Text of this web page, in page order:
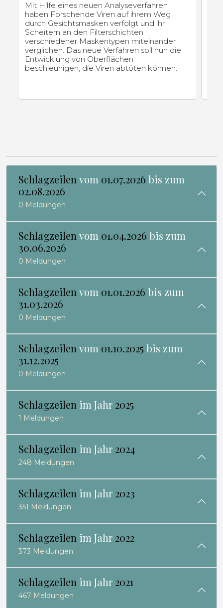
Mit Hilfe eines neuen Analyseverfahren
haben Forschende Viren auf ihrem Weg
durch Gesichtsmasken verfolgt und ihr
Scheitern an den Filterschichten
verschiedener Maskentypen miteinander
verglichen. Das neue Verfahren soll nun die
Entwicklung von Oberflächen
beschleunigen, die Viren abtöten können.
Schlagzeilen vom 01.07.2026 bis zum
02.08.2026
0 Meldungen
Schlagzeilen vom 01.04.2026 bis zum
30.06.2026
0 Meldungen
Schlagzeilen vom 01.01.2026 bis zum
31.03.2026
0 Meldungen
Schlagzeilen vom 01.10.2025 bis zum
31.12.2025
0 Meldungen
Schlagzeilen im Jahr 2025
1 Meldungen
Schlagzeilen im Jahr 2024
248 Meldungen
Schlagzeilen im Jahr 2023
351 Meldungen
Schlagzeilen im Jahr 2022
373 Meldungen
Schlagzeilen im Jahr 2021
467 Meldungen